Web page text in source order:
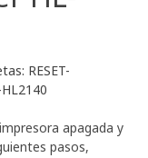
RESET-
HL2140
apagada y
pasos,